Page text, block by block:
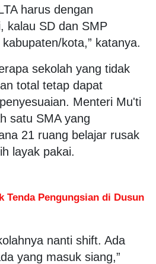
harus dengan
kalau SD dan SMP
kota,” katanya.
sekolah yang tidak
total tetap dapat
Menteri Mu'ti
satu SMA yang
21 ruang belajar rusak
layak pakai.
Tenda Pengungsian di Dusun
nanti shift. Ada
yang masuk siang,”